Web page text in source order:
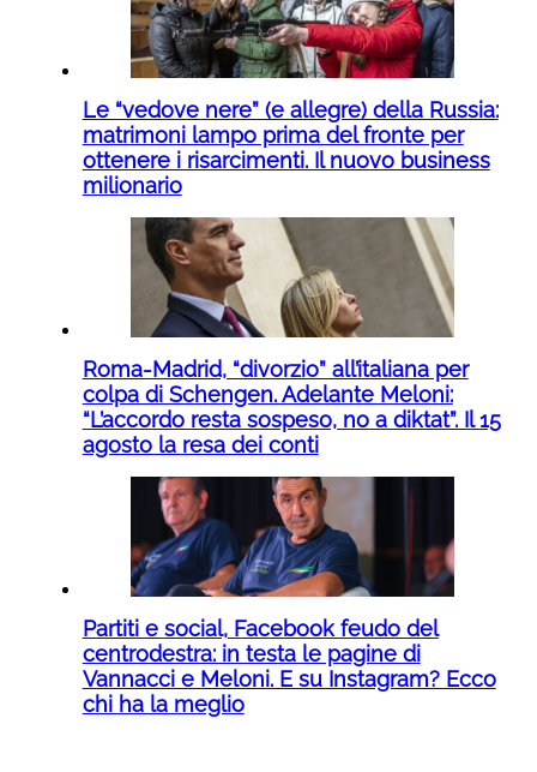
Le “vedove nere” (e allegre) della Russia:
matrimoni lampo prima del fronte per
ottenere i risarcimenti. Il nuovo business
milionario
Roma-Madrid, “divorzio” all’italiana per
colpa di Schengen. Adelante Meloni:
“L’accordo resta sospeso, no a diktat”. Il 15
agosto la resa dei conti
Partiti e social, Facebook feudo del
centrodestra: in testa le pagine di
Vannacci e Meloni. E su Instagram? Ecco
chi ha la meglio